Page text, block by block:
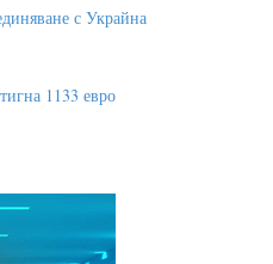
с Украйна
1133 евро